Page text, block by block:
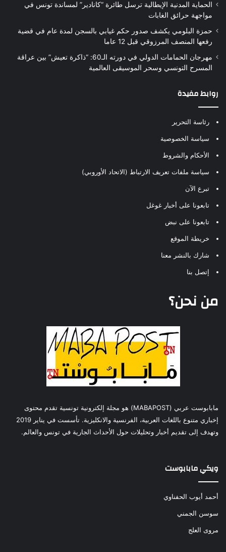
الحماية المدنية الإيطالية ترسل طائرة “كانادير” لمساندة تونس في
مواجهة حرائق الغابات
حمزة البلومي يكشف صدور حكم غيابي بالسجن لمدة عام في قضية
رفعها المنصف المرزوقي قبل 12 عاما
مهرجان الحمامات الدولي في دورته الـ60: “ذاكرة تعيش” بين عراقة
المسرح التونسي وسحر الموسيقى العالمية
روابط مفيدة
رئاسة التحرير
سياسة الخصوصية
الأحكام والشروط
سياسة ملفات تعريف الارتباط (الاتحاد الأوروبي)
تبرع الآن
تابعونا على أخبار غوغل
تابعونا على نبض
خريطة الموقع
شارك بالنشر معنا
إتصل بنا
من نحن؟
مابابوست عربي (MABAPOST) هو مجلة إلكترونية تونسية تقدم محتوى
إخباري متنوع باللغات العربية، الفرنسية والانكليزية. تأسست في يناير 2019
وتهدف إلى تقديم أخبار وتحليلات حول الأحداث الجارية في تونس والعالم.
ويكي مابابوست
أحمد أيوب الحفناوي
سوسن الجمني
مروى العلج